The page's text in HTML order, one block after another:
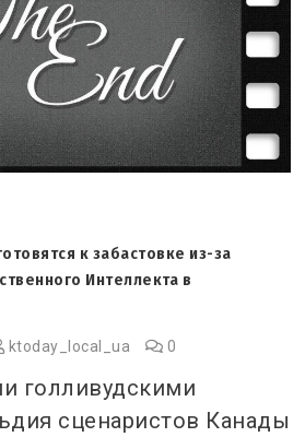
к забастовке из-за
Интеллекта в
ktoday_local_ua 0
голливудскими
сценаристов Канады